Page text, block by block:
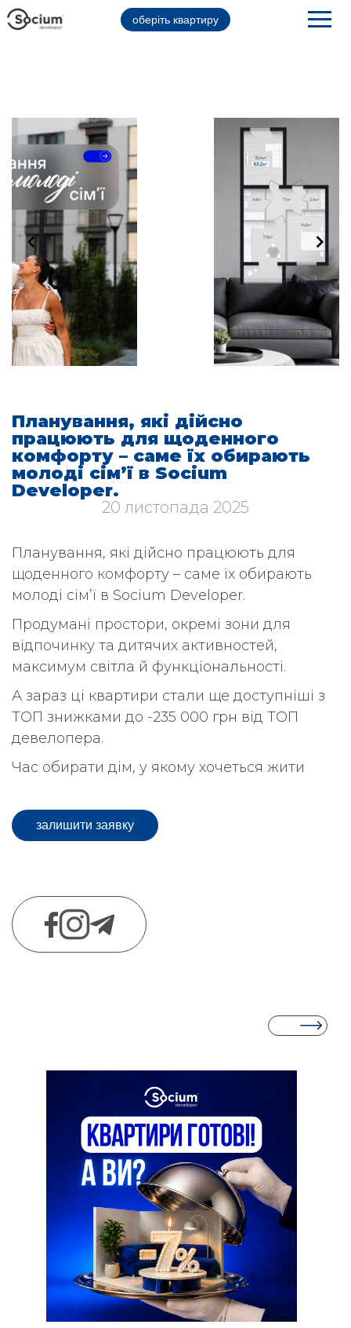
оберіть квартиру
Item
Планування, які дійсно
працюють для щоденного
комфорту – саме їх обирають
молоді сім’ї в Socium
Developer.
20 листопада 2025
Планування, які дійсно працюють для
щоденного комфорту – саме їх обирають
молоді сім’ї в Socium Developer.
Продумані простори, окремі зони для
відпочинку та дитячих активностей,
максимум світла й функціональності.
А зараз ці квартири стали ще доступніші з
ТОП знижками до -235 000 грн від ТОП
девелопера.
Час обирати дім, у якому хочеться жити
залишити заявку